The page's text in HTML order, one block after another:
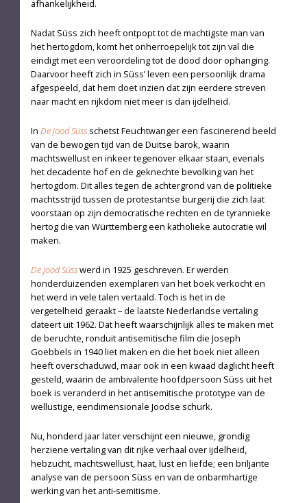
afhankelijkheid.
Nadat Süss zich heeft ontpopt tot de machtigste man van
het hertogdom, komt het onherroepelijk tot zijn val die
eindigt met een veroordeling tot de dood door ophanging.
Daarvoor heeft zich in Süss’ leven een persoonlijk drama
afgespeeld, dat hem doet inzien dat zijn eerdere streven
naar macht en rijkdom niet meer is dan ijdelheid.
In De jood Süssschetst Feuchtwanger een fascinerend beeld
van de bewogen tijd van de Duitse barok, waarin
machtswellust en inkeer tegenover elkaar staan, evenals
het decadente hof en de ge­knechte bevolking van het
hertogdom. Dit alles tegen de achtergrond van de politieke
machtsstrijd tussen de protestantse burgerij die zich laat
voorstaan op zijn democratische rechten en de tyrannieke
hertog die van Württemberg een katholieke autocratie wil
maken.
De jood Süsswerd in 1925 geschreven. Er werden
honderduizenden exemplaren van het boek verkocht en
het werd in vele talen vertaald. Toch is het in de
vergetelheid geraakt – de laatste Nederlandse vertaling
dateert uit 1962. Dat heeft waarschijnlijk alles te maken met
de beruchte, ronduit antisemitische film die Joseph
Goebbels in 1940 liet maken en die het boek niet alleen
heeft overschaduwd, maar ook in een kwaad daglicht heeft
ge­steld, waarin de ambivalente hoofdpersoon Süss uit het
boek is veranderd in het antisemitische prototype van de
wellustige, eendimensionale Joodse schurk.
Nu, honderd jaar later verschijnt een nieuwe, grondig
herziene vertaling van dit rijke verhaal over ijdelheid,
hebzucht, machtswellust, haat, lust en liefde; een briljante
analyse van de persoon Süss en van de onbarmhartige
werking van het anti-semitisme.